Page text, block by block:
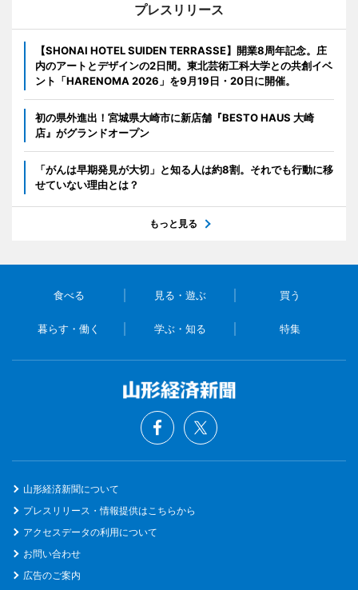
プレスリリース
【SHONAI HOTEL SUIDEN TERRASSE】開業8周年記念。庄
内のアートとデザインの2日間。東北芸術工科大学との共創イベ
ント「HARENOMA 2026」を9月19日・20日に開催。
初の県外進出！宮城県大崎市に新店舗『BESTO HAUS 大崎
店』がグランドオープン
「がんは早期発見が大切」と知る人は約8割。それでも行動に移
せていない理由とは？
もっと見る
食べる 見る・遊ぶ 買う
暮らす・働く 学ぶ・知る 特集
山形経済新聞について
プレスリリース・情報提供はこちらから
アクセスデータの利用について
お問い合わせ
広告のご案内